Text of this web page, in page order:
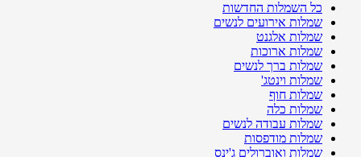
כל השמלות החדשות
שמלות אירועים לנשים
שמלות אלגנט
שמלות ארוכות
שמלות ברך לנשים
שמלות וינטג'
שמלות חוף
שמלות כלה
שמלות עבודה לנשים
שמלות מודפסות
שמלות ואוברולים ג'ינס